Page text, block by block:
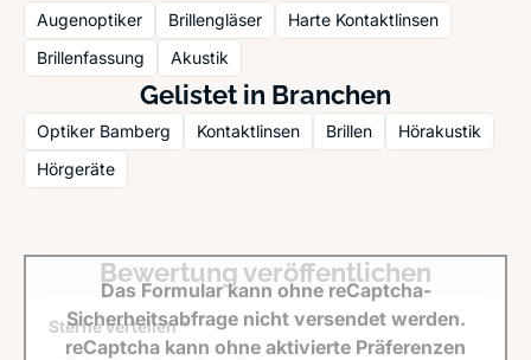
Augenoptiker Brillengläser
Harte Kontaktlinsen
Brillenfassung
Akustik
Gelistet in Branchen
Optiker Bamberg Kontaktlinsen Brillen
Hörakustik
Hörgeräte
Bewertung veröffentlichen
Sterne verteilen *
Das Formular kann ohne reCaptcha-
Sicherheitsabfrage nicht versendet werden.
reCaptcha kann ohne aktivierte Präferenzen